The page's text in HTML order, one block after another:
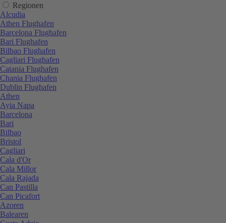
Regionen
Alcudia
Athen Flughafen
Barcelona Flughafen
Bari Flughafen
Bilbao Flughafen
Cagliari Flughafen
Catania Flughafen
Chania Flughafen
Dublin Flughafen
Athen
Ayia Napa
Barcelona
Bari
Bilbao
Bristol
Cagliari
Cala d'Or
Cala Millor
Cala Rajada
Can Pastilla
Can Picafort
Azoren
Balearen